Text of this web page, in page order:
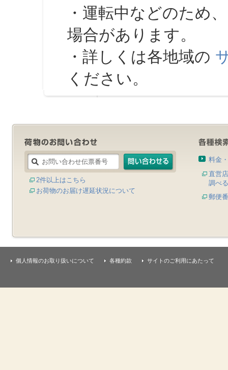
・運転中などのため
場合があります。
・詳しくは各地域の
ください。
2件以上はこちら
お荷物のお届け遅延状況について
料金
直営
調べる
郵便
個人情報のお取り扱いについて 各種約款 サイトのご利用にあたって